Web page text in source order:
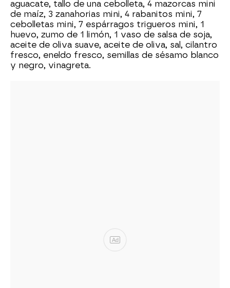
aguacate, tallo de una cebolleta, 4 mazorcas mini
de maíz, 3 zanahorias mini, 4 rabanitos mini, 7
cebolletas mini, 7 espárragos trigueros mini, 1
huevo, zumo de 1 limón, 1 vaso de salsa de soja,
aceite de oliva suave, aceite de oliva, sal, cilantro
fresco, eneldo fresco, semillas de sésamo blanco
y negro, vinagreta.
Ad